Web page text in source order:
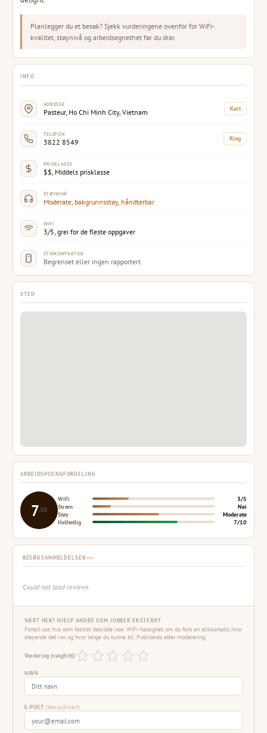
Planlegger du et besøk? Sjekk vurderingene ovenfor for WiFi-
kvalitet, støynivå og arbeidsegnethet før du drar.
INFO
ADRESSE
Pasteur, Ho Chi Minh City, Vietnam Kart
TELEFON
3822 8549 Ring
PRISKLASSE
$$, Middels prisklasse
STØYNIVÅ
Moderate, bakgrunnsstøy, håndterbar
WIFI
3/5, grei for de fleste oppgaver
STIKKONTAKTER
Begrenset eller ingen rapportert
STED
ARBEIDSPOENGFORDELING
7/10
WiFi
3/5
Strøm
Nei
Støy
Moderate
Helhetlig
7/10
BESØKSANMELDELSER
Could not load reviews.
VÆRT HER? HJELP ANDRE SOM JOBBER EKSTERNT
Fortell oss hva som faktisk betydde noe: WiFi-hastighet, om du fant en stikkontakt, hvor
støyende det var, og hvor lenge du kunne bli. Publiseres etter moderering.
Vurdering (valgfritt)
NAVN
E-POST(ikke publisert)